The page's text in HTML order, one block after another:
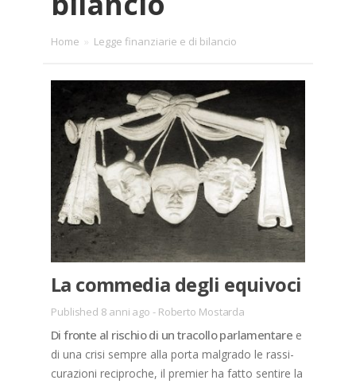
Home » Legge finanziarie e di bilancio
La com­me­dia de­gli equi­vo­ci
Published 8 anni ago - Roberto Mostarda
Di fron­te al ri­schio di un tra­col­lo par­la­men­ta­re e
di una cri­si sem­pre alla por­ta mal­gra­do le ras­si­
cu­ra­zio­ni re­ci­pro­che, il pre­mier ha fat­to sen­ti­re la